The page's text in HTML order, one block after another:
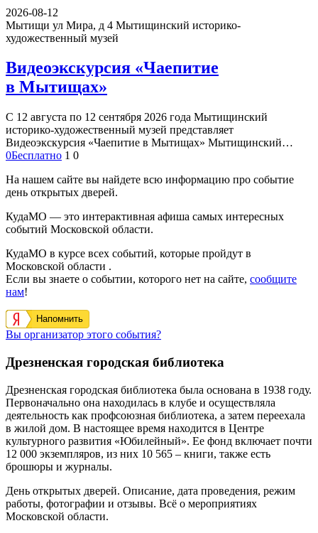
2026-08-12
Мытищи ул Мира, д 4 Мытищинский историко-
художественный музей
Видеоэкскурсия «Чаепитие
в Мытищах»
С 12 августа по 12 сентября 2026 года Мытищинский
историко-художественный музей представляет
Видеоэкскурсия «Чаепитие в Мытищах» Мытищинский…
0Бесплатно 1 0
На нашем сайте вы найдете всю информацию про событие
день открытых дверей.
КудаМО — это интерактивная афиша самых интересных
событий Московской области.
КудаМО в курсе всех событий, которые пройдут в
Московской области .
Если вы знаете о событии, которого нет на сайте, сообщите
нам!
Напомнить
Вы организатор этого события?
Дрезненская городская библиотека
Дрезненская городская библиотека была основана в 1938 году.
Первоначально она находилась в клубе и осуществляла
деятельность как профсоюзная библиотека, а затем переехала
в жилой дом. В настоящее время находится в Центре
культурного развития «Юбилейный». Ее фонд включает почти
12 000 экземпляров, из них 10 565 – книги, также есть
брошюры и журналы.
День открытых дверей. Описание, дата проведения, режим
работы, фотографии и отзывы. Всё о мероприятиях
Московской области.